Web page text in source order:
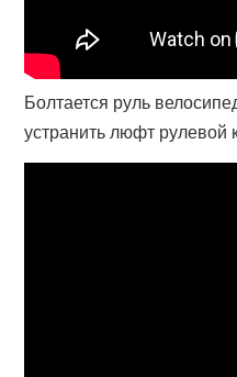
Болтается руль
устранить люфт рулевой